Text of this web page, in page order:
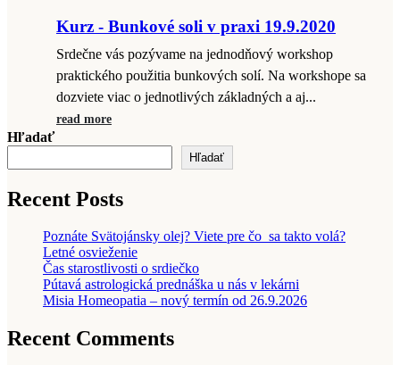
Kurz - Bunkové soli v praxi 19.9.2020
Srdečne vás pozývame na jednodňový workshop
praktického použitia bunkových solí. Na workshope sa
dozviete viac o jednotlivých základných a aj...
read more
Hľadať
Hľadať
Recent Posts
Poznáte Svätojánsky olej? Viete pre čo sa takto volá?
Letné osvieženie
Čas starostlivosti o srdiečko
Pútavá astrologická prednáška u nás v lekárni
Misia Homeopatia – nový termín od 26.9.2026
Recent Comments